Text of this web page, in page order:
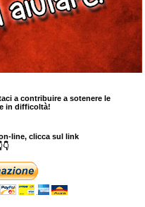
a contribuire a sotenere le
in difficoltà!
line, clicca sul link